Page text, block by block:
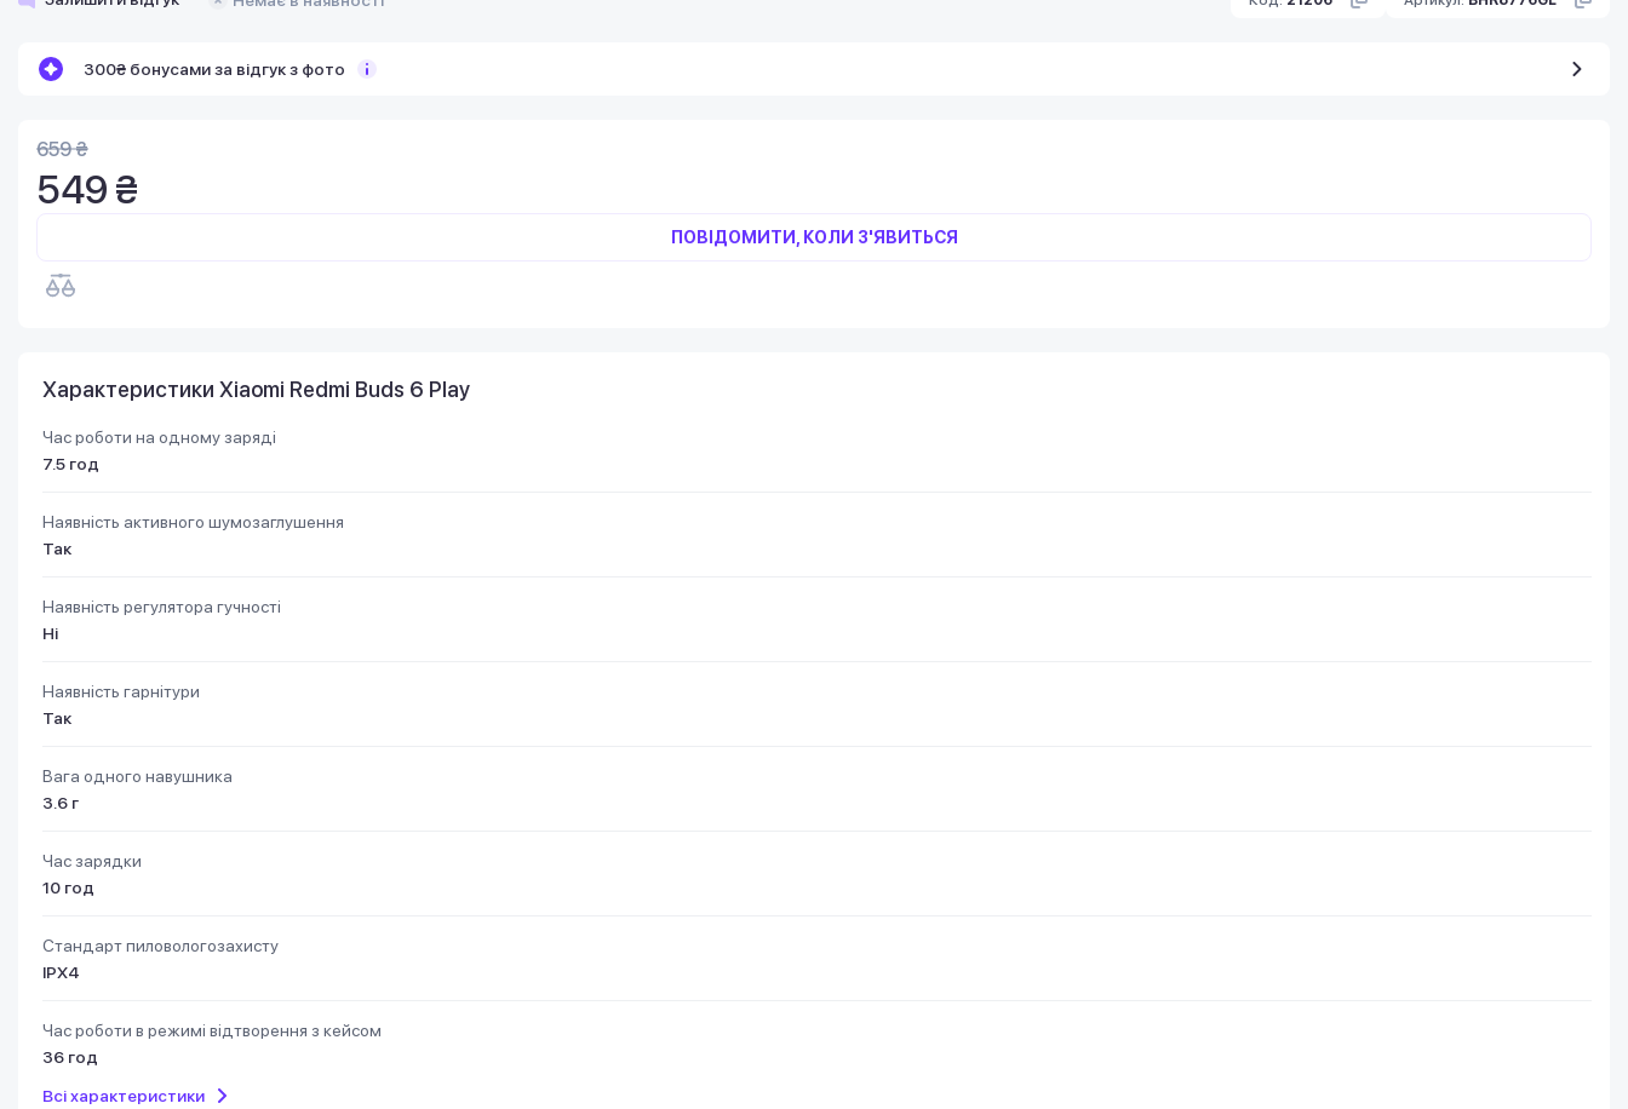
300₴ бонусами за відгук з фото
659 ₴
549 ₴
ПОВІДОМИТИ, КОЛИ З'ЯВИТЬСЯ
Характеристики Xiaomi Redmi Buds 6 Play
Час роботи на одному заряді
7.5 год
Наявність активного шумозаглушення
Так
Наявність регулятора гучності
Ні
Наявність гарнітури
Так
Вага одного навушника
3.6 г
Час зарядки
10 год
Стандарт пиловологозахисту
IPX4
Час роботи в режимі відтворення з кейсом
36 год
Всі характеристики